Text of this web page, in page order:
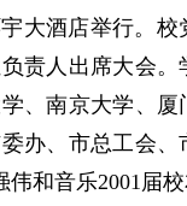
大酒店举行。
责人出席大会。
、南京大学、
办、市总工会、
和音乐2001届校